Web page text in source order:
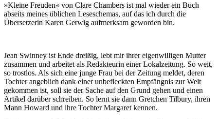
»Kleine Freuden« von Clare Chambers ist mal wieder ein Buch
abseits meines üblichen Leseschemas, auf das ich durch die
Übersetzerin Karen Gerwig aufmerksam geworden bin.
Jean Swinney ist Ende dreißig, lebt mir ihrer eigenwilligen Mutter
zusammen und arbeitet als Redakteurin einer Lokalzeitung. So weit,
so trostlos. Als sich eine junge Frau bei der Zeitung meldet, deren
Tochter angeblich dank einer unbefleckten Empfängnis zur Welt
gekommen ist, soll sie der Sache auf den Grund gehen und einen
Artikel darüber schreiben. So lernt sie dann Gretchen Tilbury, ihren
Mann Howard und ihre Tochter Margaret kennen.